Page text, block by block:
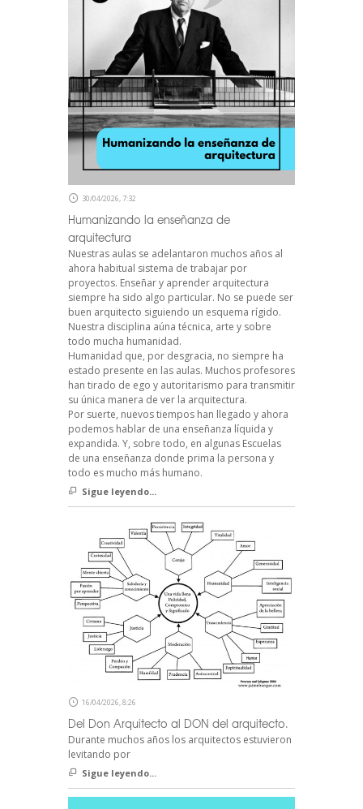
30/04/2026, 7:32
Humanizando la enseñanza de
arquitectura
Nuestras aulas se adelantaron muchos años al
ahora habitual sistema de trabajar por
proyectos. Enseñar y aprender arquitectura
siempre ha sido algo particular. No se puede ser
buen arquitecto siguiendo un esquema rígido.
Nuestra disciplina aúna técnica, arte y sobre
todo mucha humanidad.
Humanidad que, por desgracia, no siempre ha
estado presente en las aulas. Muchos profesores
han tirado de ego y autoritarismo para transmitir
su única manera de ver la arquitectura.
Por suerte, nuevos tiempos han llegado y ahora
podemos hablar de una enseñanza líquida y
expandida. Y, sobre todo, en algunas Escuelas
de una enseñanza donde prima la persona y
todo es mucho más humano.
Sigue leyendo...
16/04/2026, 8:26
Del Don Arquitecto al DON del arquitecto.
Durante muchos años los arquitectos estuvieron
levitando por
Sigue leyendo...